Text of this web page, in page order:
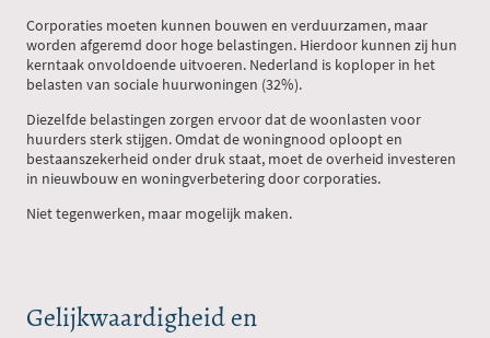
Corporaties moeten kunnen bouwen en verduurzamen, maar
worden afgeremd door hoge belastingen. Hierdoor kunnen zij hun
kerntaak onvoldoende uitvoeren. Nederland is koploper in het
belasten van sociale huurwoningen (32%).
Diezelfde belastingen zorgen ervoor dat de woonlasten voor
huurders sterk stijgen. Omdat de woningnood oploopt en
bestaanszekerheid onder druk staat, moet de overheid investeren
in nieuwbouw en woningverbetering door corporaties.
Niet tegenwerken, maar mogelijk maken.
Gelijkwaardigheid en